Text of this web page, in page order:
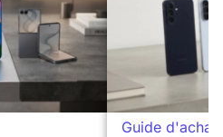
Guide d'achat